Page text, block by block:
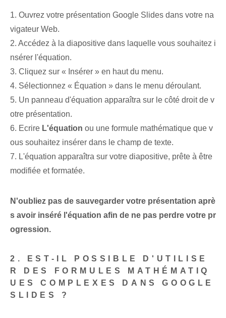
1. Ouvrez votre présentation Google Slides dans votre na
vigateur Web.
2. Accédez à la diapositive dans laquelle vous souhaitez i
nsérer l'équation.
3. Cliquez sur « Insérer » en haut du menu.
4. Sélectionnez « Équation » dans le menu déroulant.
5. Un panneau d'équation apparaîtra sur le côté droit de v
otre présentation.
6. Ecrire L'équation ou une formule mathématique que v
ous souhaitez insérer dans le champ de texte.
7. L'équation apparaîtra sur votre diapositive, prête à être
modifiée et formatée.
N'oubliez pas de sauvegarder votre présentation aprè
s avoir inséré l'équation afin de ne pas perdre votre pr
ogression.
2. EST-IL POSSIBLE D'UTILISE
R DES FORMULES MATHÉMATIQ
UES COMPLEXES DANS GOOGLE
SLIDES ?